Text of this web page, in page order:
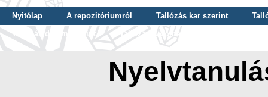
Nyitólap A repozitóriumról Tallózás kar szerint
Tallózás dátum szerint
Tallózás tudományterület szerint